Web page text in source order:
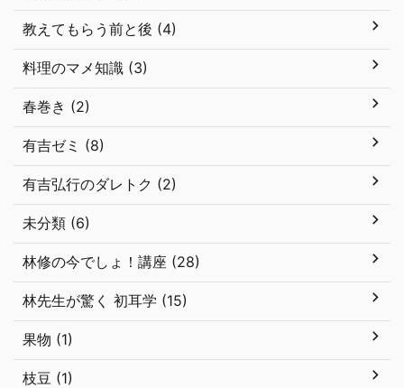
教えてもらう前と後 (4)
料理のマメ知識 (3)
春巻き (2)
有吉ゼミ (8)
有吉弘行のダレトク (2)
未分類 (6)
林修の今でしょ！講座 (28)
林先生が驚く 初耳学 (15)
果物 (1)
枝豆 (1)